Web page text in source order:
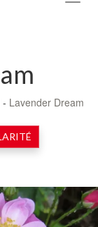
- Lavender Dream